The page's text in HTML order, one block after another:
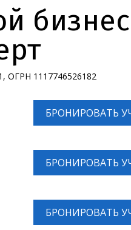
ОГРН 1117746526182
БРОНИРОВАТЬ
БРОНИРОВАТЬ
БРОНИРОВАТЬ